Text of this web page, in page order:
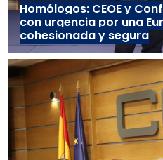
Homólogos: CEOE y
con urgencia por una
cohesionada y segura